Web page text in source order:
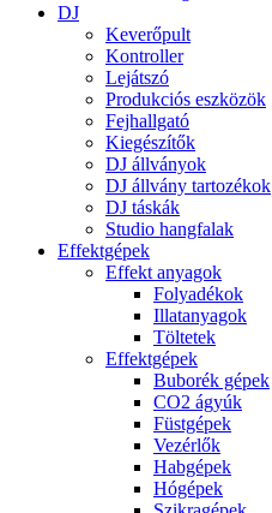
DJ
Keverőpult
Kontroller
Lejátszó
Produkciós eszközök
Fejhallgató
Kiegészítők
DJ állványok
DJ állvány tartozékok
DJ táskák
Studio hangfalak
Effektgépek
Effekt anyagok
Folyadékok
Illatanyagok
Töltetek
Effektgépek
Buborék gépek
CO2 ágyúk
Füstgépek
Vezérlők
Habgépek
Hógépek